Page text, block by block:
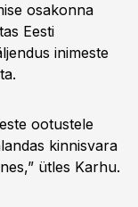
osakonna
Eesti
inimeste
ootustele
kinnisvara
ütles Karhu.